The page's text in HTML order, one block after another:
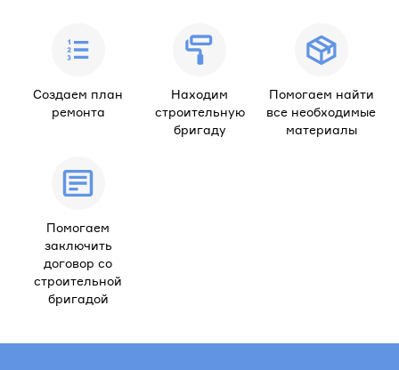
Создаем план
ремонта
Находим
строительную
бригаду
Помогаем найти
все необходимые
материалы
Помогаем
заключить
договор со
строительной
бригадой